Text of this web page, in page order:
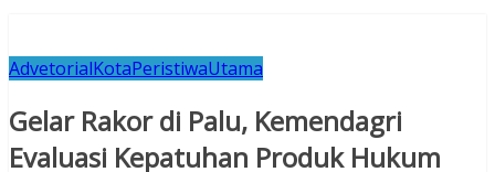
AdvetorialKotaPeristiwaUtama
Gelar Rakor di Palu, Kemendagri
Evaluasi Kepatuhan Produk Hukum